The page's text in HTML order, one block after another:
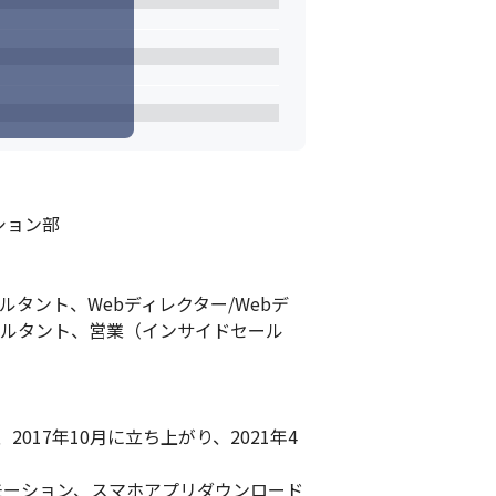
ョン部
タント、Webディレクター/Webデ
タント、営業（インサイドセール
2017年10月に立ち上がり、2021年4
ション、スマホアプリダウンロード